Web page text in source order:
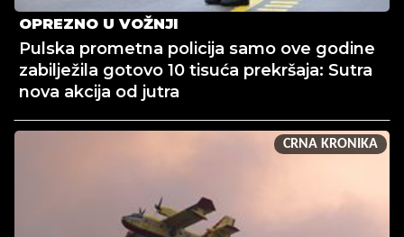
OPREZNO U VOŽNJI
Pulska prometna policija samo ove godine
zabilježila gotovo 10 tisuća prekršaja: Sutra
nova akcija od jutra
CRNA KRONIKA